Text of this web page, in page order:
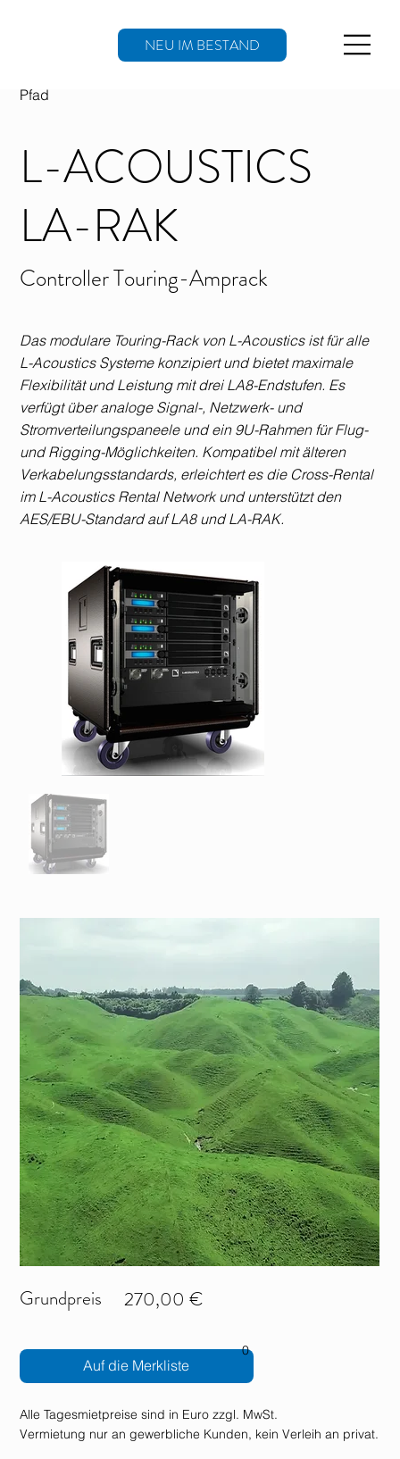
NEU IM BESTAND
L-ACOUSTICS
LA-RAK
Controller Touring-Amprack
Das modulare Touring-Rack von L-Acoustics ist für alle
L-Acoustics Systeme konzipiert und bietet maximale
Flexibilität und Leistung mit drei LA8-Endstufen. Es
verfügt über analoge Signal-, Netzwerk- und
Stromverteilungspaneele und ein 9U-Rahmen für Flug-
und Rigging-Möglichkeiten. Kompatibel mit älteren
Verkabelungsstandards, erleichtert es die Cross-Rental
im L-Acoustics Rental Network und unterstützt den
AES/EBU-Standard auf LA8 und LA-RAK.
Grundpreis 270,00 €
Auf die Merkliste
0
Alle Tagesmietpreise sind in Euro zzgl. MwSt.
Vermietung nur an gewerbliche Kunden, kein Verleih an privat.
Pfad